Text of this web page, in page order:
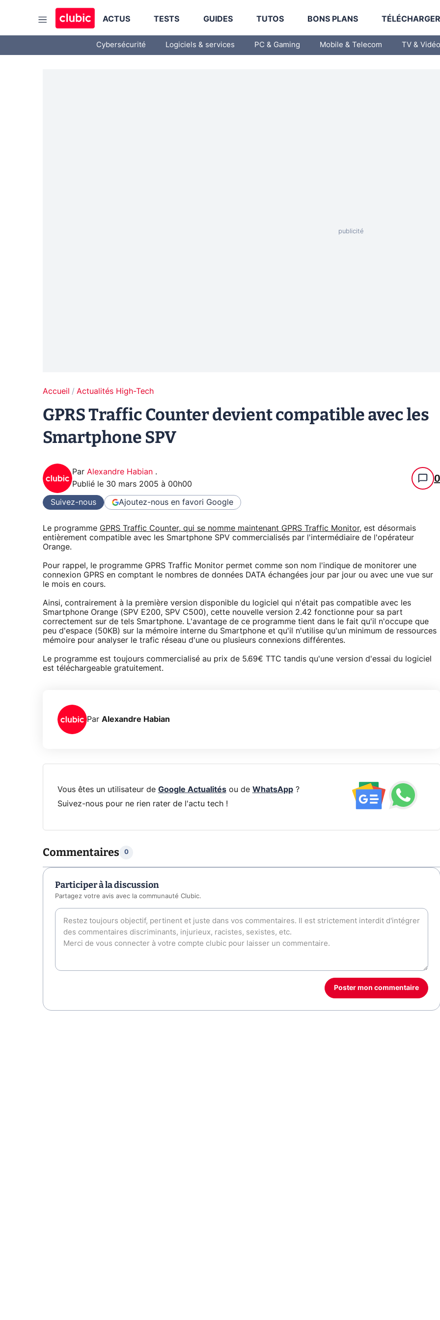
ACTUS TESTS GUIDES TUTOS BONS PLANS
Cybersécurité Logiciels & services PC & Gaming Mobile & Telecom TV & Vidéo
Accueil Actualités High-Tech
GPRS Traffic Counter devient compatible avec les
Smartphone SPV
Par Alexandre Habian .
Publié le 30 mars 2005 à 00h00 0
Suivez-nous Ajoutez-nous en favori Google
Le programme GPRS Traffic Counter, qui se nomme maintenant GPRS Traffic Monitor, est désormais
entièrement compatible avec les Smartphone SPV commercialisés par l'intermédiaire de l'opérateur
Orange.
Pour rappel, le programme GPRS Traffic Monitor permet comme son nom l'indique de monitorer une
connexion GPRS en comptant le nombres de données DATA échangées jour par jour ou avec une vue sur
le mois en cours.
Ainsi, contrairement à la première version disponible du logiciel qui n'était pas compatible avec les
Smartphone Orange (SPV E200, SPV C500), cette nouvelle version 2.42 fonctionne pour sa part
correctement sur de tels Smartphone. L'avantage de ce programme tient dans le fait qu'il n'occupe que
peu d'espace (50KB) sur la mémoire interne du Smartphone et qu'il n'utilise qu'un minimum de ressources
mémoire pour analyser le trafic réseau d'une ou plusieurs connexions différentes.
Le programme est toujours commercialisé au prix de 5.69€ TTC tandis qu'une version d'essai du logiciel
est téléchargeable gratuitement.
Par Alexandre Habian
Vous êtes un utilisateur de Google Actualitésou de WhatsApp?
Suivez-nous pour ne rien rater de l'actu tech !
Commentaires 0
Participer à la discussion
Partagez votre avis avec la communauté Clubic.
Poster mon commentaire